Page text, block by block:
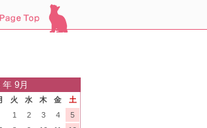
年 9月
火 水 木 金
土
1
2 3 4
5